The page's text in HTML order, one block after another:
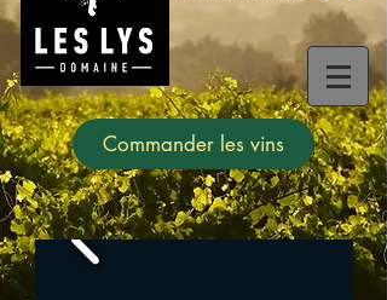
Commander les vins